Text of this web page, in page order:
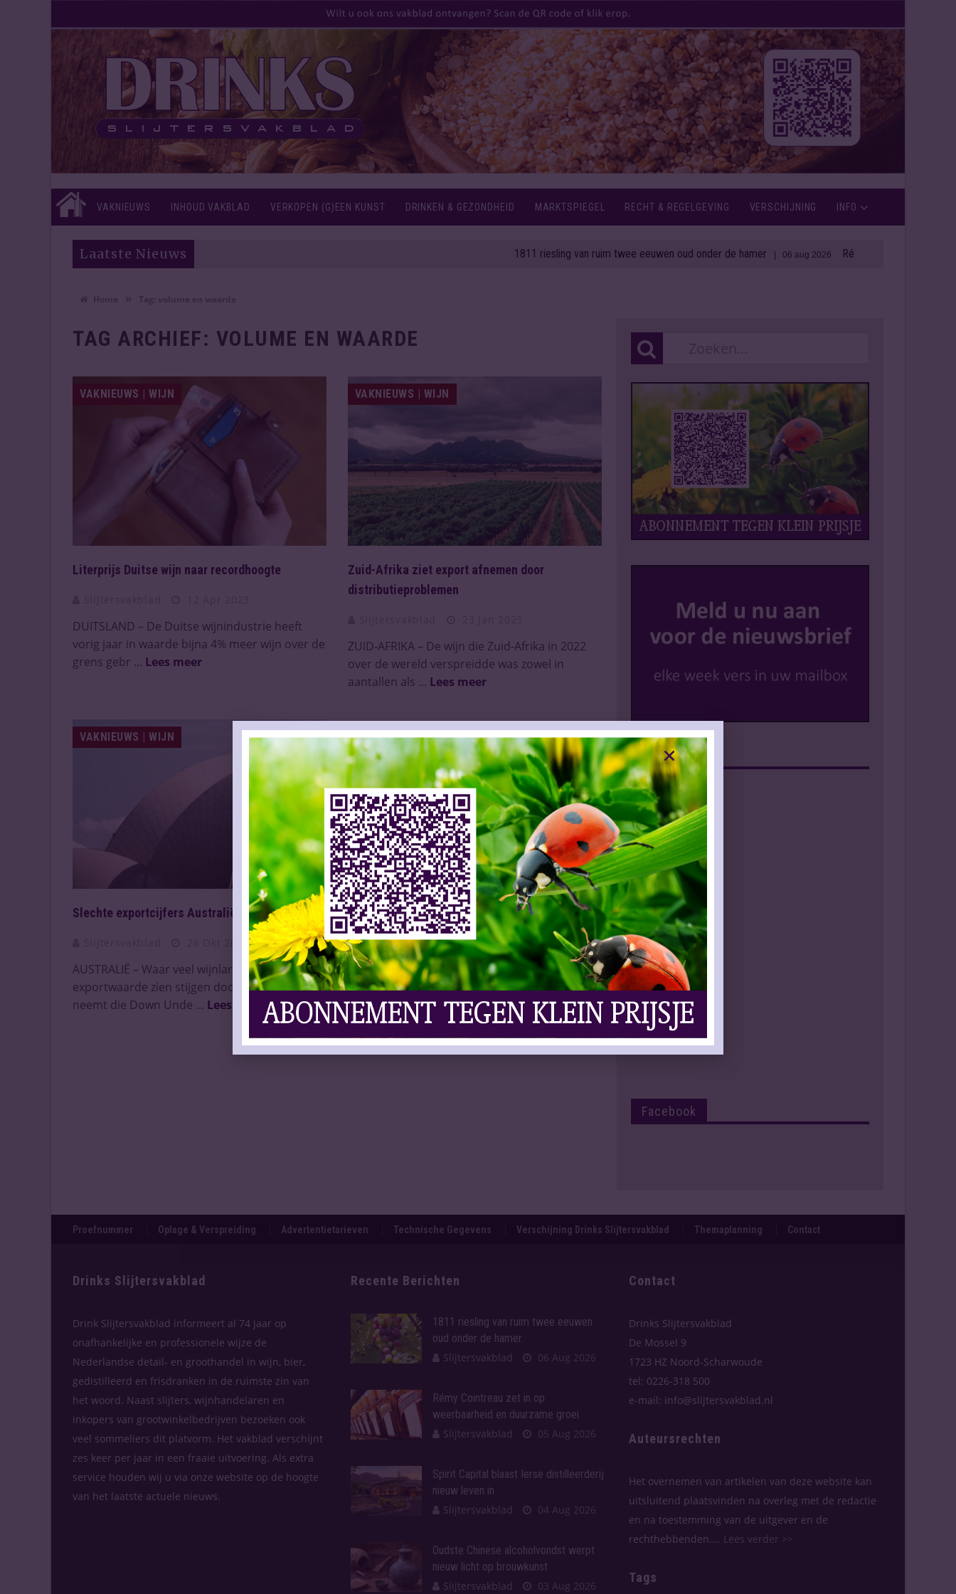
VAKNIEUWS INHOUD VAKBLAD VERKOPEN (G)EEN KUNST DRINKEN & GEZONDHEID MARKTSPIEGEL RECHT & REGELGEVING VERSCHIJNING INFO
Laatste Nieuws 1811 riesling van ruim twee eeuwen oud onder de hamer | 06 aug 2026 Rémy Cointreau zet in op
TAG ARCHIEF: VOLUME EN WAARDE
VAKNIEUWS | WIJN
Literprijs Duitse wijn naar recordhoogte
DUITSLAND – De Duitse wijnindustrie heeft
vorig jaar in waarde bijna 4% meer wijn over de
grens gebr ... Lees meer
VAKNIEUWS | WIJN
Zuid-Afrika ziet export afnemen door
distributieproblemen
ZUID-AFRIKA – De wijn die Zuid-Afrika in 2022
over de wereld verspreidde was zowel in
aantallen als ... Lees meer
VAKNIEUWS | WIJN
Slechte exportcijfers Australië
26 Okt 2022
AUSTRALIË – Waar veel wijnlanden hun
exportwaarde zien stijgen door de inflatie,
neemt die Down Unde ... Lees meer
Instagram
Facebook
Proefnummer Oplage & Verspreiding Advertentietarieven Technische Gegevens Verschijning Drinks Slijtersvakblad Themaplanning Contact
Drinks Slijtersvakblad
Drink Slijtersvakblad informeert al 74 jaar op
onafhankelijke en professionele wijze de
Nederlandse detail- en groothandel in wijn, bier,
gedistilleerd en frisdranken in de ruimste zin van
het woord. Naast slijters, wijnhandelaren en
inkopers van grootwinkelbedrijven bezoeken ook
veel sommeliers dit platvorm. Het vakblad verschijnt
zes keer per jaar in een fraaie uitvoering. Als extra
service houden wij u via onze website op de hoogte
van het laatste actuele nieuws.
Recente Berichten
1811 riesling van ruim twee eeuwen
oud onder de hamer
Slijtersvakblad
06 Aug 2026
Rémy Cointreau zet in op
weerbaarheid en duurzame groei
Slijtersvakblad
05 Aug 2026
Spirit Capital blaast Ierse distilleerderij
nieuw leven in
Slijtersvakblad
04 Aug 2026
Oudste Chinese alcoholvondst werpt
nieuw licht op brouwkunst
Slijtersvakblad
03 Aug 2026
Contact
Drinks Slijtersvakblad
De Mossel 9
1723 HZ Noord-Scharwoude
tel: 0226-318 500
e-mail: info@slijtersvakblad.nl
Auteursrechten
Het overnemen van artikelen van deze website kan
uitsluitend plaatsvinden na overleg met de redactie
en na toestemming van de uitgever en de
rechthebbenden.... Lees verder >>
Tags